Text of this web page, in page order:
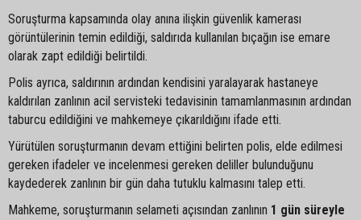
Soruşturma kapsamında olay anına ilişkin güvenlik kamerası
görüntülerinin temin edildiği, saldırıda kullanılan bıçağın ise emare
olarak zapt edildiği belirtildi.
Polis ayrıca, saldırının ardından kendisini yaralayarak hastaneye
kaldırılan zanlının acil servisteki tedavisinin tamamlanmasının ardından
taburcu edildiğini ve mahkemeye çıkarıldığını ifade etti.
Yürütülen soruşturmanın devam ettiğini belirten polis, elde edilmesi
gereken ifadeler ve incelenmesi gereken deliller bulunduğunu
kaydederek zanlının bir gün daha tutuklu kalmasını talep etti.
Mahkeme, soruşturmanın selameti açısından zanlının 1 gün süreyle